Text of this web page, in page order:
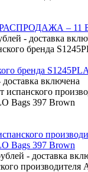
РАСПРОДАЖА – 11
- доставка
бренда
включена
Bags 397 Brown
- доставка